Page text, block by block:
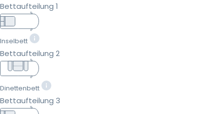
Bettaufteilung 1
Inselbett
Bettaufteilung 2
Dinettenbett
Bettaufteilung 3